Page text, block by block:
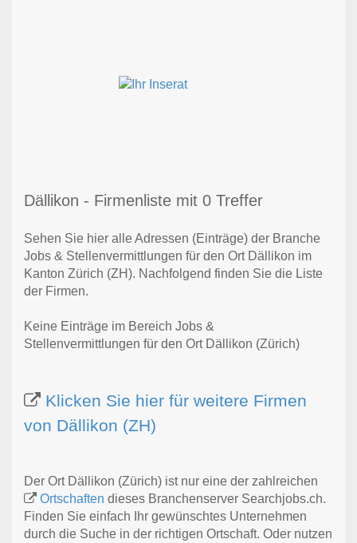
Dällikon - Firmenliste mit 0 Treffer
Sehen Sie hier alle Adressen (Einträge) der Branche
Jobs & Stellenvermittlungen für den Ort Dällikon im
Kanton Zürich (ZH). Nachfolgend finden Sie die Liste
der Firmen.
Keine Einträge im Bereich Jobs &
Stellenvermittlungen für den Ort Dällikon (Zürich)
Klicken Sie hier für weitere Firmen
von Dällikon (ZH)
Der Ort Dällikon (Zürich) ist nur eine der zahlreichen
Ortschaften dieses Branchenserver Searchjobs.ch.
Finden Sie einfach Ihr gewünschtes Unternehmen
durch die Suche in der richtigen Ortschaft. Oder nutzen